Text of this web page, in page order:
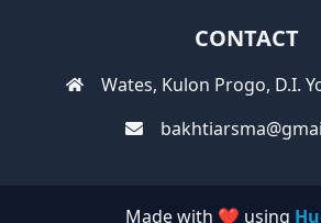
CONTACT
Wates, Kulon Progo, D.I.
Made with ❤️ using